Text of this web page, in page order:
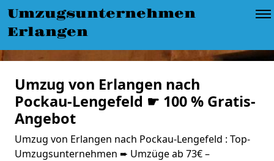
Umzugsunternehmen
Erlangen
Umzug von Erlangen nach
Pockau-Lengefeld ☛ 100 % Gratis-
Angebot
Umzug von Erlangen nach Pockau-Lengefeld : Top-
Umzugsunternehmen ➨ Umzüge ab 73€ –